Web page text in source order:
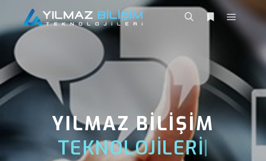
YILMAZ BİLİŞİM
TEKNOLOJİLERİ|